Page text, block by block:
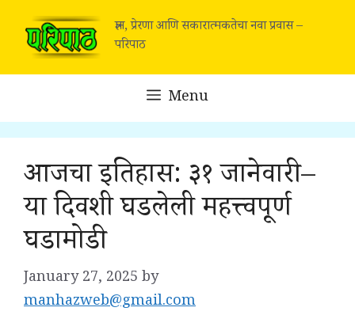
content
ज्ञान, प्रेरणा आणि सकारात्मकतेचा नवा प्रवास –
परिपाठ
Menu
आजचा इतिहास: ३१ जानेवारी –
या दिवशी घडलेली महत्त्वपूर्ण
घडामोडी
January 27, 2025 by
manhazweb@gmail.com